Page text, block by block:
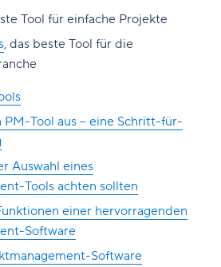
Tool für einfache Projekte
, das beste Tool für die
PM-Tool aus – eine Schritt-für-
Auswahl eines
Tools achten sollten
einer hervorragenden
Software
Software